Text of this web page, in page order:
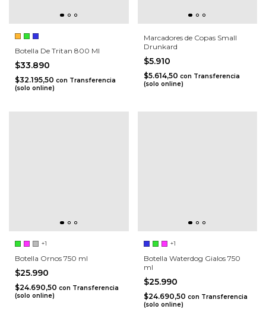
Botella De Tritan 800 Ml
$33.890
$32.195,50 con Transferencia
(solo online)
Marcadores de Copas Small
Drunkard
$5.910
$5.614,50 con Transferencia
(solo online)
+1
Botella Ornos 750 ml
$25.990
$24.690,50 con Transferencia
(solo online)
+1
Botella Waterdog Gialos 750
ml
$25.990
$24.690,50 con Transferencia
(solo online)